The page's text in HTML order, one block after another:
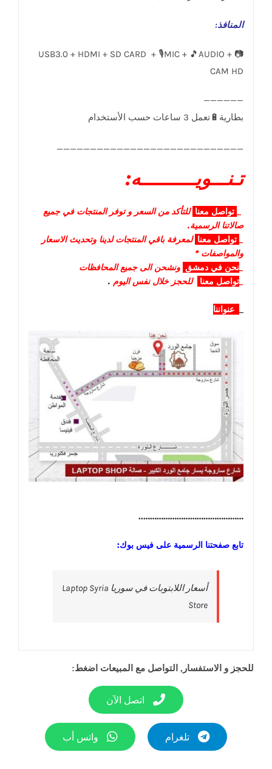
المنافذ:
USB3.0 + HDMI + SD CARD + 🎙️MIC + 🎵AUDIO + 📷
CAM HD
____________________________
تـنـــويــــــــــه:
تواصل معنا للتأكد من السعر و توفر المنتجات في جميع
صالاتنا الرسمية.
تواصل معنا لمعرفة باقي المنتجات لدينا وتحديث الاسعار
والمواصفات *
نحن في دمشق ونشحن الى جميع المحافظات
تواصل معنا للحجز خلال نفس اليوم .
عنواننا
………………………………………..
تابع صفحتنا الرسمية على فيس بوك:
‎أسعار اللابتوبات في سوريا Laptop Syria
Store‎
للحجز و الاستفسار, التواصل مع المبيعات اضغط:
اتصل الآن
تلغرام واتس أب